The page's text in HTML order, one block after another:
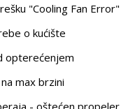
"Cooling Fan Error"
o kućište
opterećenjem
max brzini
- oštećen propeler